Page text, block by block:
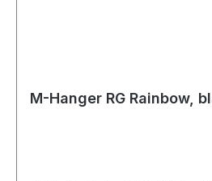
M-Hanger RG Rainbow,